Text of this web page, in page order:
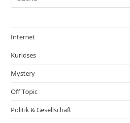
Internet
Kurioses
Mystery
Off Topic
Politik & Gesellschaft